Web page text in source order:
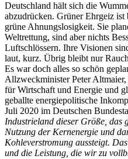
Deutschland hält sich die
abzudrücken. Grüner Ehrgeiz
grüne Ahnungslosigkeit. Sie
Weltrettung, sind aber nichts
Luftschlössern. Ihre Visionen
laut, kurz. Übrig bleibt nur
Es war doch alles so schön
Allzweckminister Peter
für Wirtschaft und Energie und
geballte energiepolitische
Juli 2020 im Deutschen
Industrieland dieser Größe, das
Nutzung der Kernenergie und
Kohleverstromung aussteigt.
und die Leistung, die wir zu